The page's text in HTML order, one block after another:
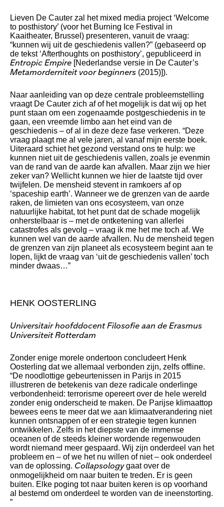
Lieven De Cauter zal het mixed media project ‘Welcome
to posthistory’ (voor het Burning Ice Festival in
Kaaitheater, Brussel) presenteren, vanuit de vraag:
“kunnen wij uit de geschiedenis vallen?” (gebaseerd op
de tekst ‘Afterthoughts on posthistory’, gepubliceerd in
Entropic Empire [Nederlandse versie in De Cauter’s
Metamorderniteit voor beginners (2015)]).
Naar aanleiding van op deze centrale probleemstelling
vraagt De Cauter zich af of het mogelijk is dat wij op het
punt staan om een zogenaamde postgeschiedenis in te
gaan, een vreemde limbo aan het eind van de
geschiedenis – of al in deze deze fase verkeren. “Deze
vraag plaagt me al vele jaren, al vanaf mijn eerste boek.
Uiteraard schiet het gezond verstand ons te hulp: we
kunnen niet uit de geschiedenis vallen, zoals je evenmin
van de rand van de aarde kan afvallen. Maar zijn we hier
zeker van? Wellicht kunnen we hier de laatste tijd over
twijfelen. De mensheid stevent in ramkoers af op
‘spaceship earth’. Wanneer we de grenzen van de aarde
raken, de limieten van ons ecosysteem, van onze
natuurlijke habitat, tot het punt dat de schade mogelijk
onherstelbaar is – met de ontketening van allerlei
catastrofes als gevolg – vraag ik me het me toch af. We
kunnen wel van de aarde afvallen. Nu de mensheid tegen
de grenzen van zijn planeet als ecosysteem begint aan te
lopen, lijkt de vraag van ‘uit de geschiedenis vallen’ toch
minder dwaas…”
HENK OOSTERLING
Universitair hoofddocent Filosofie aan de Erasmus
Universiteit Rotterdam
Zonder enige morele ondertoon concludeert Henk
Oosterling dat we allemaal verbonden zijn, zelfs offline.
“De noodlottige gebeurtenissen in Parijs in 2015
illustreren de betekenis van deze radicale onderlinge
verbondenheid: terrorisme opereert over de hele wereld
zonder enig onderscheid te maken. De Parijse klimaattop
bewees eens te meer dat we aan klimaatverandering niet
kunnen ontsnappen of er een strategie tegen kunnen
ontwikkelen. Zelfs in het diepste van de immense
oceanen of de steeds kleiner wordende regenwouden
wordt niemand meer gespaard. Wij zijn onderdeel van het
probleem en – of we het nu willen of niet – ook onderdeel
van de oplossing. Collapsologygaat over de
onmogelijkheid om naar buiten te treden. Er is geen
buiten. Elke poging tot naar buiten keren is op voorhand
al bestemd om onderdeel te worden van de ineenstorting.
”